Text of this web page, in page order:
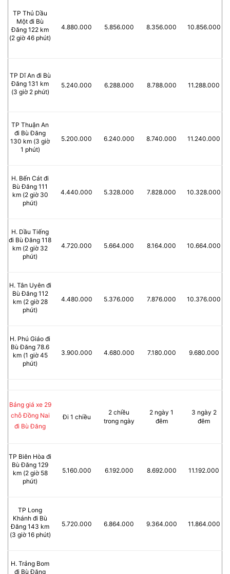
TP Thủ Dầu
Một đi Bù
Đăng 122 km
(2 giờ 46 phút)
4.880.000 5.856.000 8.356.000 10.856.000
TP Dĩ An đi Bù
Đăng 131 km
(3 giờ 2 phút)
5.240.000 6.288.000 8.788.000 11.288.000
TP Thuận An
đi Bù Đăng
130 km (3 giờ
1 phút)
5.200.000 6.240.000 8.740.000 11.240.000
H. Bến Cát đi
Bù Đăng 111
km (2 giờ 30
phút)
4.440.000 5.328.000 7.828.000 10.328.000
H. Dầu Tiếng
đi Bù Đăng 118
km (2 giờ 32
phút)
4.720.000 5.664.000 8.164.000 10.664.000
H. Tân Uyên đi
Bù Đăng 112
km (2 giờ 28
phút)
4.480.000 5.376.000 7.876.000 10.376.000
H. Phú Giáo đi
Bù Đăng 78.6
km (1 giờ 45
phút)
3.900.000 4.680.000 7.180.000 9.680.000
Bảng giá xe 29
chỗ Đồng Nai
đi Bù Đăng
Đi 1 chiều
2 chiều
trong ngày
2 ngày 1
đêm
3 ngày 2
đêm
TP Biên Hòa đi
Bù Đăng 129
km (2 giờ 58
phút)
5.160.000 6.192.000 8.692.000 11.192.000
TP Long
Khánh đi Bù
Đăng 143 km
(3 giờ 16 phút)
5.720.000 6.864.000 9.364.000 11.864.000
H. Trảng Bom
đi Bù Đăng